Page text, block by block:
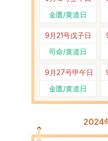
金匮/黄道日
9月21号戊子日
司命/黄道日
9月27号甲午日
金匮/黄道日
2024